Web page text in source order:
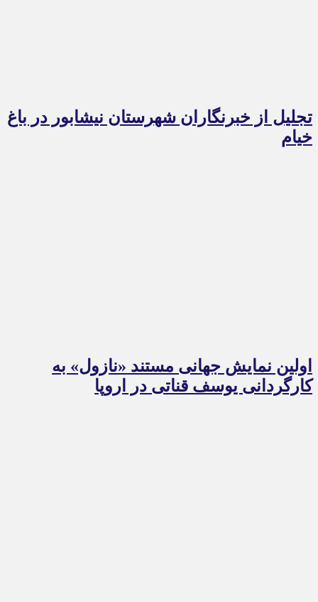
تجلیل از خبرنگاران شهرستان نیشابور در باغ
خیام
اولین نمایش جهانی مستند «نازول» به
کارگردانی یوسف قناتی در اروپا